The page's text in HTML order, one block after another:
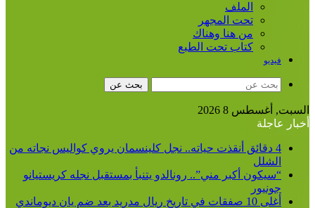
الملف
تحت المجهر
من هنا وهناك
كتاب تحت الطبع
فيديو
بحث عن
السبت, أغسطس 8 2026
أخبار عاجلة
4 دقائق أنقذت حياته.. نجل كلينسمان يروي كواليس نجاته من
الشلل
“سيكون أكبر مني”.. رونالدو يتنبأ بمستقبل نجله كريستيانو
جونيور
أغلى 10 صفقات في تاريخ ريال مدريد بعد ضم يان ديوماندي